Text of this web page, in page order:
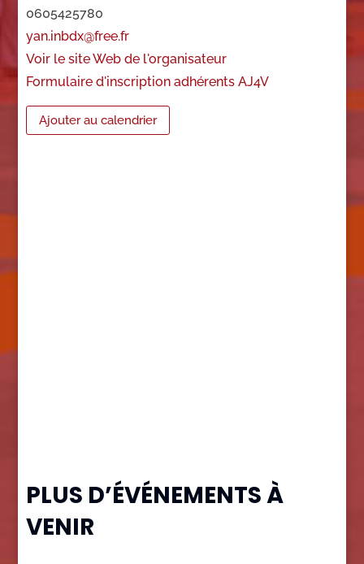
0605425780
yan.inbdx@free.fr
Voir le site Web de l'organisateur
Formulaire d'inscription adhérents AJ4V
Ajouter au calendrier
PLUS D’ÉVÉNEMENTS À
VENIR